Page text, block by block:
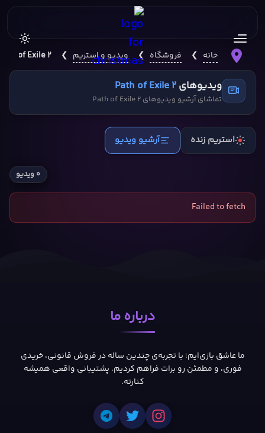
خانه ❯ فروشگاه ❯ ویدیو و استریم ❯
of Exile 2
ویدیوهایPath of Exile 2
تماشای آرشیو ویدیوهای Path of Exile 2
استریم زنده آرشیو ویدیو
۰ ویدیو
Failed to fetch
درباره ما
ما عاشق بازی‌ایم؛ با تجربه‌ی چندین ساله در فروش قانونی، خریدی
فوری، و مطمئن رو برات فراهم کردیم. پشتیبانی واقعی همیشه
کنارته.